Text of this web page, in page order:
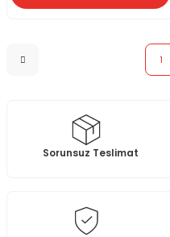
1
Sorunsuz Teslimat